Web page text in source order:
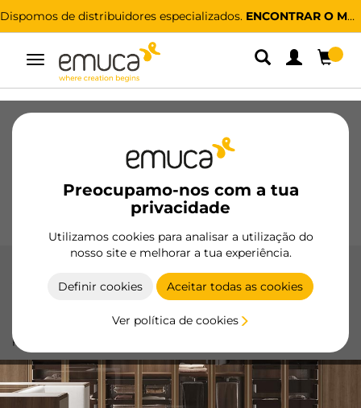
Dispomos de distribuidores especializados. ENCONTRAR O MAIS PRÓXIMO
Alternar
navegação
Preocupamo-nos com a tua
privacidade
Utilizamos cookies para analisar a utilização do
nosso site e melhorar a tua experiência.
Definir cookies Aceitar todas as cookies
Ver política de cookies
Dobradiças
Cozinha Montagem
Puxadores Bases Expositores
Acessórios para roupeiro
com soluções inteligentes e de alta qualidade. Organização
perfeita e design funcional.